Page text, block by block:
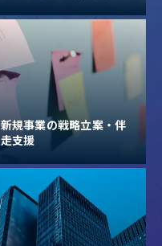
新規事業の戦略立案・伴
走支援